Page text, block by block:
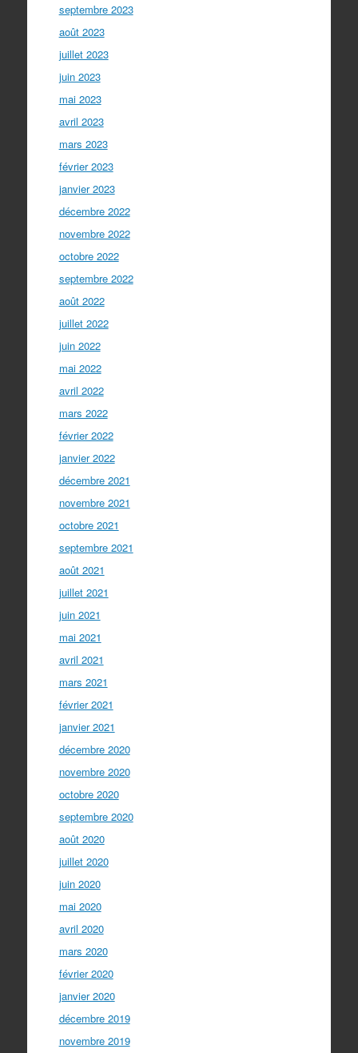
septembre 2023
août 2023
juillet 2023
juin 2023
mai 2023
avril 2023
mars 2023
février 2023
janvier 2023
décembre 2022
novembre 2022
octobre 2022
septembre 2022
août 2022
juillet 2022
juin 2022
mai 2022
avril 2022
mars 2022
février 2022
janvier 2022
décembre 2021
novembre 2021
octobre 2021
septembre 2021
août 2021
juillet 2021
juin 2021
mai 2021
avril 2021
mars 2021
février 2021
janvier 2021
décembre 2020
novembre 2020
octobre 2020
septembre 2020
août 2020
juillet 2020
juin 2020
mai 2020
avril 2020
mars 2020
février 2020
janvier 2020
décembre 2019
novembre 2019